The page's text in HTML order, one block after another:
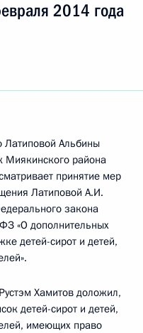
2014 года
Латиповой Альбины
района
принятие мер
Латиповой А.И.
закона
«О дополнительных
детей-сирот и детей,
Хамитов доложил,
детей-сирот и детей,
имеющих право